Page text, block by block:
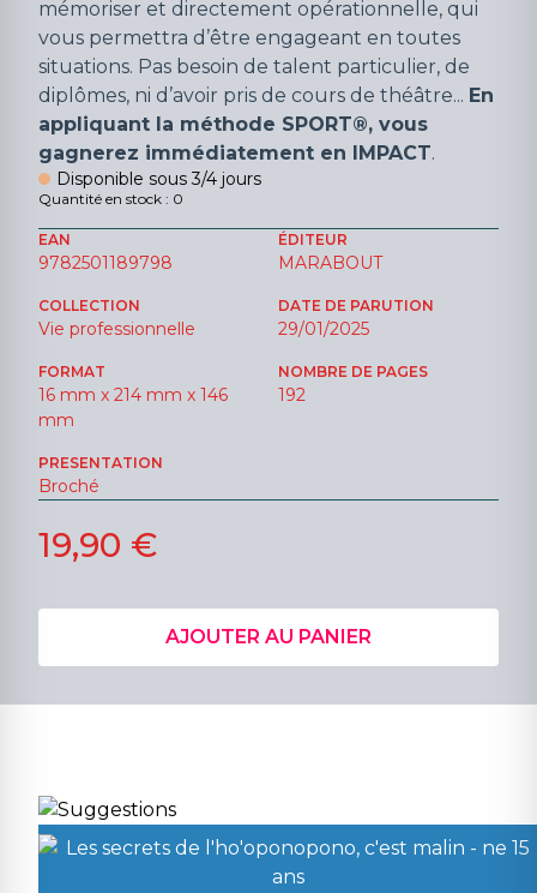
mémoriser et directement opérationnelle, qui
vous permettra d’être engageant en toutes
situations. Pas besoin de talent particulier, de
diplômes, ni d’avoir pris de cours de théâtre... En
appliquant la méthode SPORT®, vous
gagnerez immédiatement en IMPACT.
Disponible sous 3/4 jours
Quantité en stock : 0
EAN
9782501189798
ÉDITEUR
MARABOUT
COLLECTION
Vie professionnelle
DATE DE PARUTION
29/01/2025
FORMAT
16 mm x 214 mm x 146
mm
NOMBRE DE PAGES
192
PRESENTATION
Broché
19,90 €
AJOUTER AU PANIER